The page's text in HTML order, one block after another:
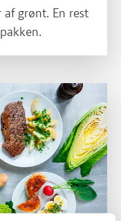
af grønt. En rest
skinke eller